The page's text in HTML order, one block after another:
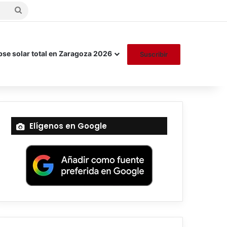
Buscar
solar total en Zaragoza 2026 Suscribir
Elígenos en Google